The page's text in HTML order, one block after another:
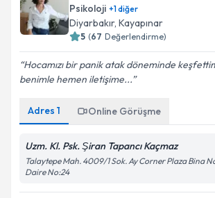
Psikoloji +1diğer
Diyarbakır, Kayapınar
5 (67 Değerlendirme)
Hocamızı bir panik atak döneminde
benimle hemen iletişime...
Adres 1 Online Görüşme
Uzm. Kl. Psk. Şiran Tapancı Kaçmaz
Talaytepe Mah. 4009/1 Sok. Ay Corner Plaza Bina
Daire No:24